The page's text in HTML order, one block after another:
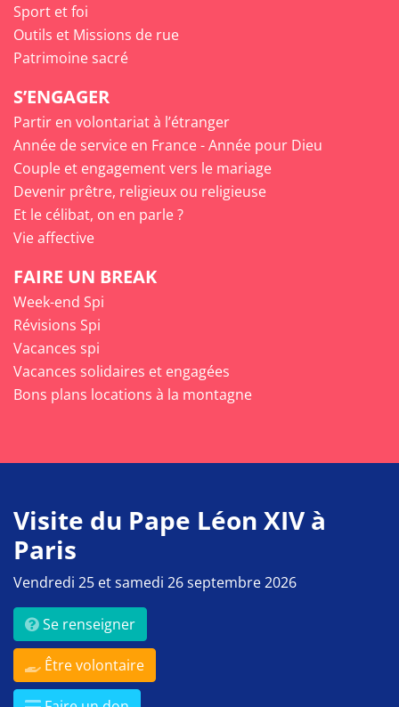
Sport et foi
Outils et Missions de rue
Patrimoine sacré
S’ENGAGER
Partir en volontariat à l’étranger
Année de service en France - Année pour Dieu
Couple et engagement vers le mariage
Devenir prêtre, religieux ou religieuse
Et le célibat, on en parle ?
Vie affective
FAIRE UN BREAK
Week-end Spi
Révisions Spi
Vacances spi
Vacances solidaires et engagées
Bons plans locations à la montagne
Visite du Pape Léon XIV à
Paris
Vendredi 25 et samedi 26 septembre 2026
Se renseigner
Être volontaire